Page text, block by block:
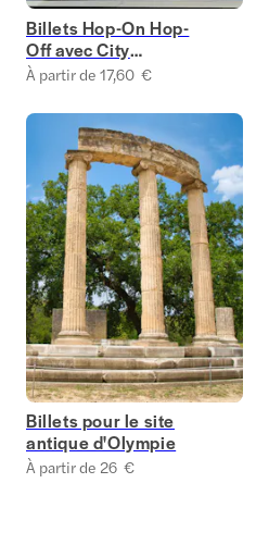
Billets Hop-On Hop-
Off avec City
Sightseeing à
À partir de 17,60 €
Billets pour le site
antique d'Olympie
À partir de 26 €